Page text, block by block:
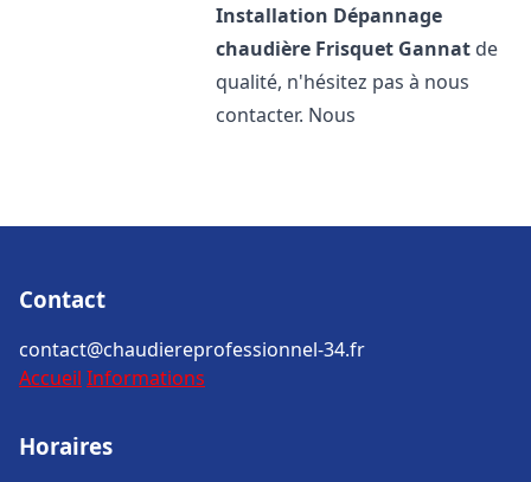
Installation Dépannage
chaudière Frisquet Gannat de
qualité, n'hésitez pas à nous
contacter. Nous
Contact
contact@chaudiereprofessionnel-34.fr
Accueil Informations
Horaires